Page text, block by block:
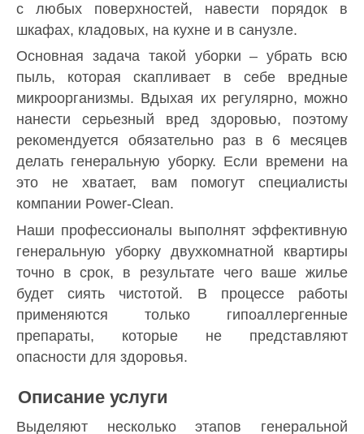
с любых поверхностей, навести порядок в
шкафах, кладовых, на кухне и в санузле.
Основная задача такой уборки – убрать всю
пыль, которая скапливает в себе вредные
микроорганизмы. Вдыхая их регулярно, можно
нанести серьезный вред здоровью, поэтому
рекомендуется обязательно раз в 6 месяцев
делать генеральную уборку. Если времени на
это не хватает, вам помогут специалисты
компании Power-Clean.
Наши профессионалы выполнят эффективную
генеральную уборку двухкомнатной квартиры
точно в срок, в результате чего ваше жилье
будет сиять чистотой. В процессе работы
применяются только гипоаллергенные
препараты, которые не представляют
опасности для здоровья.
Описание услуги
Выделяют несколько этапов генеральной